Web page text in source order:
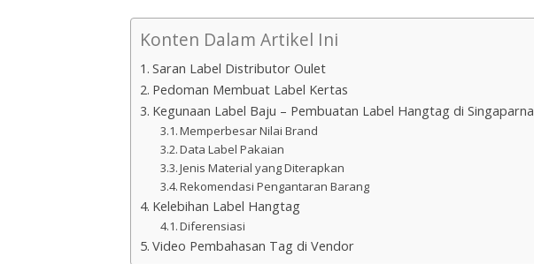
Konten Dalam Artikel Ini
Saran Label Distributor Oulet
Pedoman Membuat Label Kertas
Kegunaan Label Baju – Pembuatan Label Hangtag di Singaparna
Memperbesar Nilai Brand
Data Label Pakaian
Jenis Material yang Diterapkan
Rekomendasi Pengantaran Barang
Kelebihan Label Hangtag
Diferensiasi
Video Pembahasan Tag di Vendor